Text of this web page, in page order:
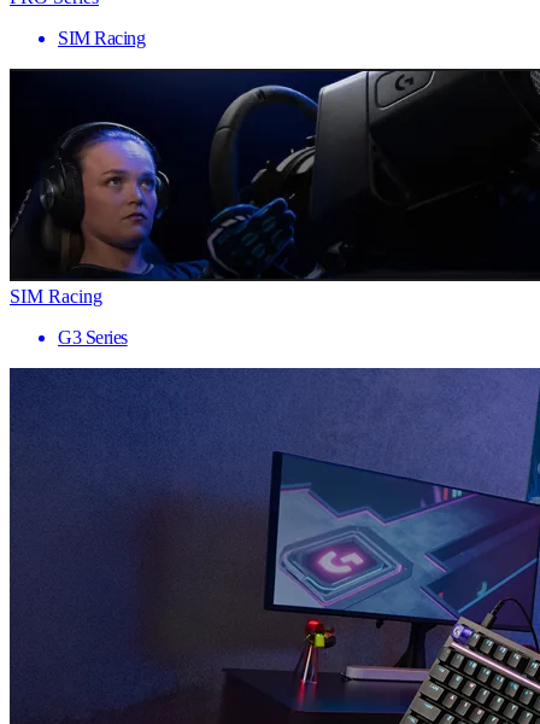
SIM Racing
SIM Racing
G3 Series